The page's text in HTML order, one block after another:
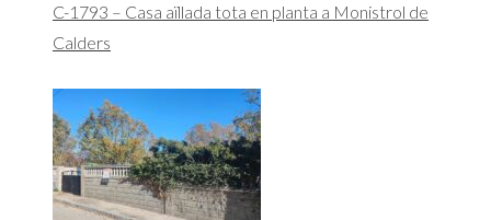
C-1793 – Casa aïllada tota en planta a Monistrol de
Calders